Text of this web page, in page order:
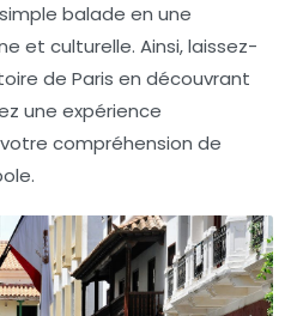
balade en une
et culturelle. Ainsi, laissez-
de Paris en découvrant
une expérience
compréhension de